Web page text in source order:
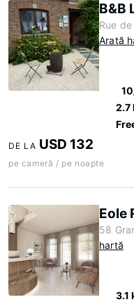
B&B
Rue
Arată
2.7
DE LA USD 132
pe cameră / pe noapte
Eole
58
hartă
3.1